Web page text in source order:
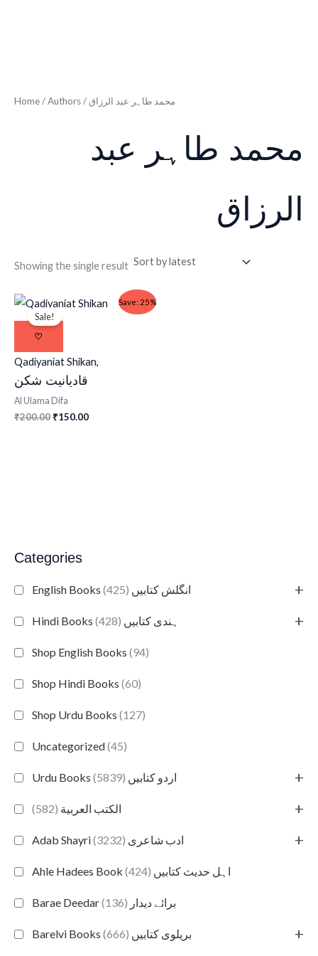
Categories
English Books انگلش کتابیں (425) +
Hindi Books ہندی کتابیں (428) +
Shop English Books (94)
Shop Hindi Books (60)
Shop Urdu Books (127)
Uncategorized(45)
Urdu Books اردو کتابیں (5839) +
الكتب العربية (582) +
Adab Shayri ادب شاعری (3232) +
Ahle Hadees Book اہل حدیث کتابیں (424)
Barae Deedar برائے دیدار (136)
Barelvi Books بریلوی کتابیں (666)
+
Home / Authors / محمد طاہر عبد الرزاق
محمد طاہر عبد
الرزاق
Showing the single result
Save: 25%
Sale!
♡
Qadiyaniat Shikan,
قادیانیت شکن
Al Ulama Difa
₹200.00
Original
price
was:
₹150.00
Current
price